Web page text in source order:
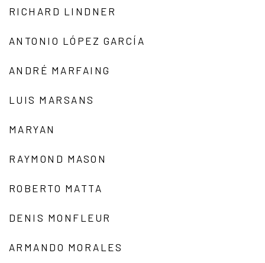
RICHARD LINDNER
ANTONIO LÓPEZ GARCÍA
ANDRÉ MARFAING
LUIS MARSANS
MARYAN
RAYMOND MASON
ROBERTO MATTA
DENIS MONFLEUR
ARMANDO MORALES